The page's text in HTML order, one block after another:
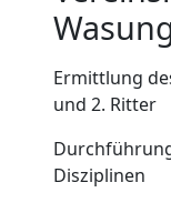
Ermittlung
und 2. Ritter
Disziplinen